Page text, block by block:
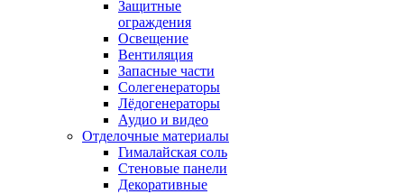
Защитные
ограждения
Освещение
Вентиляция
Запасные части
Солегенераторы
Лёдогенераторы
Аудио и видео
Отделочные материалы
Гималайская соль
Стеновые панели
Декоративные